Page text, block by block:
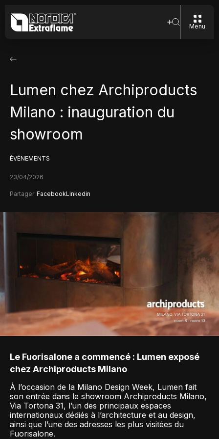
Menu
Lumen chez Archiproducts
Milano : inauguration du
showroom
ÉVÉNEMENTS
23/04/2026
Partager FacebookLinkedin
Le Fuorisalone a commencé : Lumen exposé
chez Archiproducts Milano
À l’occasion de la Milano Design Week, Lumen fait
son entrée dans le showroom Archiproducts Milano,
Via Tortona 31, l’un des principaux espaces
internationaux dédiés à l’architecture et au design,
ainsi que l’une des adresses les plus visitées du
Fuorisalone.